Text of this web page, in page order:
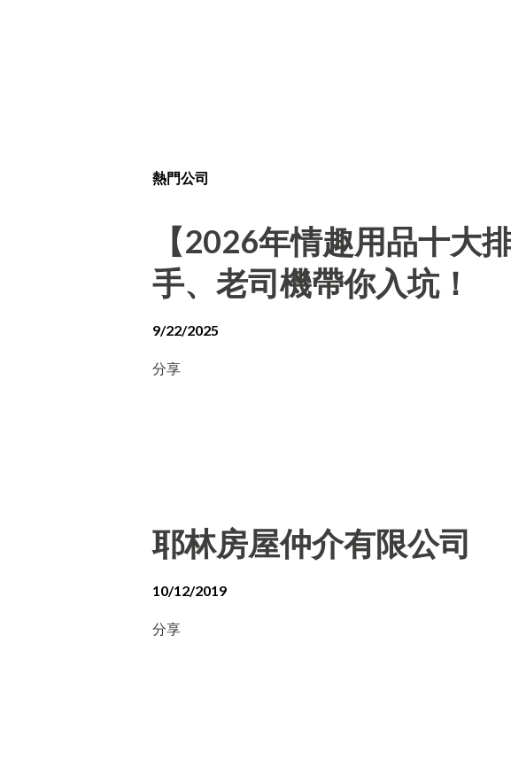
熱門公司
【2026年情趣用品十大
手、老司機帶你入坑！
9/22/2025
分享
耶林房屋仲介有限公司
10/12/2019
分享